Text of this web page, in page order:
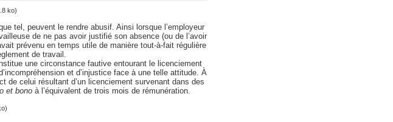
ko)
tel, peuvent le rendre abusif. Ainsi lorsque l’employeur
de ne pas avoir justifié son absence (ou de l’avoir
prévenu en temps utile de manière tout-à-fait régulière
de travail.
une circonstance fautive entourant le licenciement
et d’injustice face à une telle attitude. À
de celui résultant d’un licenciement survenant dans des
et bonoà l’équivalent de trois mois de rémunération.